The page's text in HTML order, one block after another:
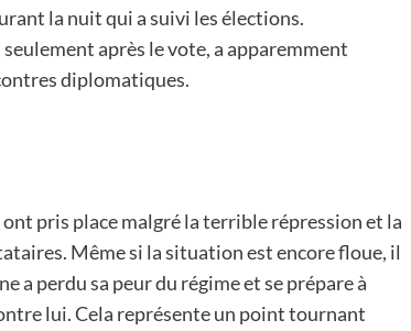
la nuit qui a suivi les élections.
après le vote, a apparemment
diplomatiques.
pris place malgré la terrible répression et la
Même si la situation est encore floue, il
a perdu sa peur du régime et se prépare à
lui. Cela représente un point tournant